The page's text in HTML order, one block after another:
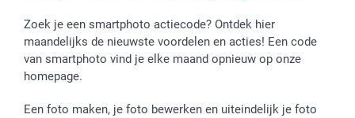
Zoek je een smartphoto actiecode? Ontdek hier
maandelijks de nieuwste voordelen en acties! Een code
van smartphoto vind je elke maand opnieuw op onze
homepage.
Een foto maken, je foto bewerken en uiteindelijk je foto